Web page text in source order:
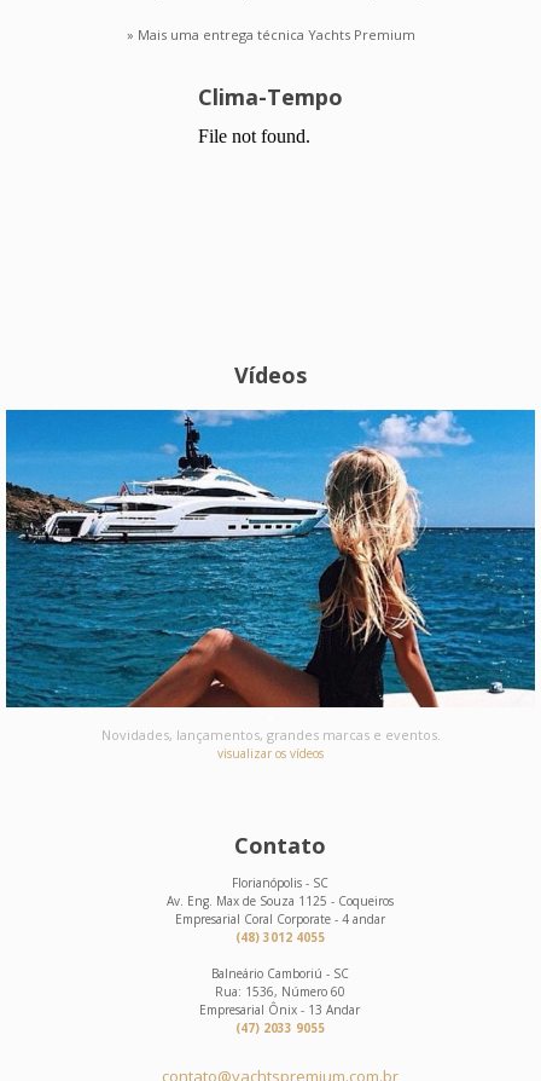
» Mais uma entrega técnica Yachts Premium
Clima-Tempo
Vídeos
Novidades, lançamentos, grandes marcas e eventos.
visualizar os vídeos
Contato
Florianópolis - SC
Av. Eng. Max de Souza 1125 - Coqueiros
Empresarial Coral Corporate - 4 andar
(48) 3012 4055
Balneário Camboriú - SC
Rua: 1536, Número 60
Empresarial Ônix - 13 Andar
(47) 2033 9055
contato@yachtspremium.com.br